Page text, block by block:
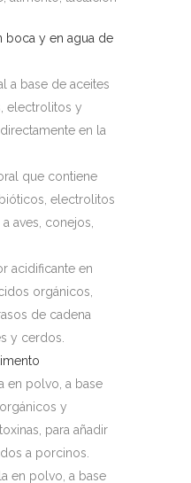
boca y en agua de
a base de aceites
electrolitos y
en la
que contiene
electrolitos
aves, conejos,
acidificante en
orgánicos,
de cadena
y cerdos.
en polvo, a base
y
para añadir
a porcinos.
en polvo, a base